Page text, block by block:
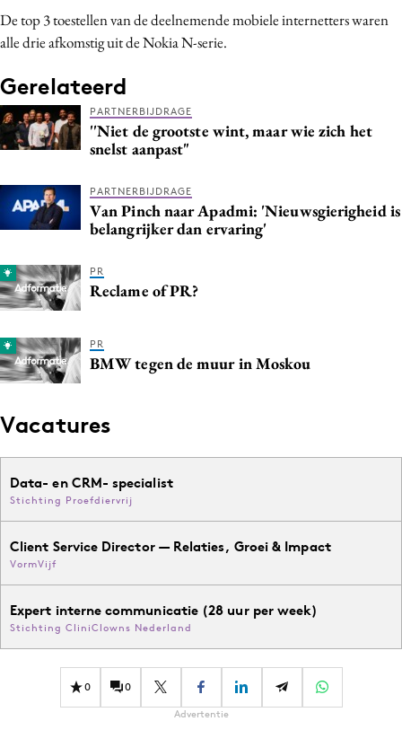
De top 3 toestellen van de deelnemende mobiele internetters waren
alle drie afkomstig uit de Nokia N-serie.
Gerelateerd
PARTNERBIJDRAGE
''Niet de grootste wint, maar wie zich het
snelst aanpast"
PARTNERBIJDRAGE
Van Pinch naar Apadmi: 'Nieuwsgierigheid is
belangrijker dan ervaring'
PR
Reclame of PR?
PR
BMW tegen de muur in Moskou
Vacatures
Data- en CRM- specialist
Stichting Proefdiervrij
Client Service Director — Relaties, Groei & Impact
VormVijf
Expert interne communicatie (28 uur per week)
Stichting CliniClowns Nederland
0 0
Advertentie